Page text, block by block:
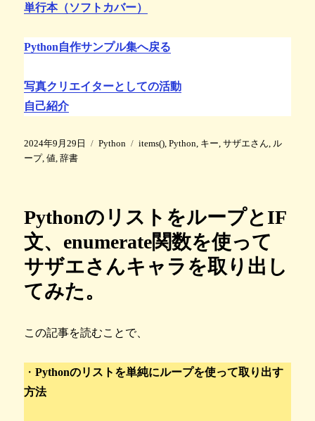
単行本（ソフトカバー）
Python自作サンプル集へ戻る
写真クリエイターとしての活動
自己紹介
投
稿
2024年9月29日
カ
Python
タ
items(),Python, キー,サザエさん, ル
ープ,値,辞書
PythonのリストをループとIF
文、enumerate関数を使って
サザエさんキャラを取り出し
てみた。
この記事を読むことで、
・Pythonのリストを単純にループを使って取り出す
方法